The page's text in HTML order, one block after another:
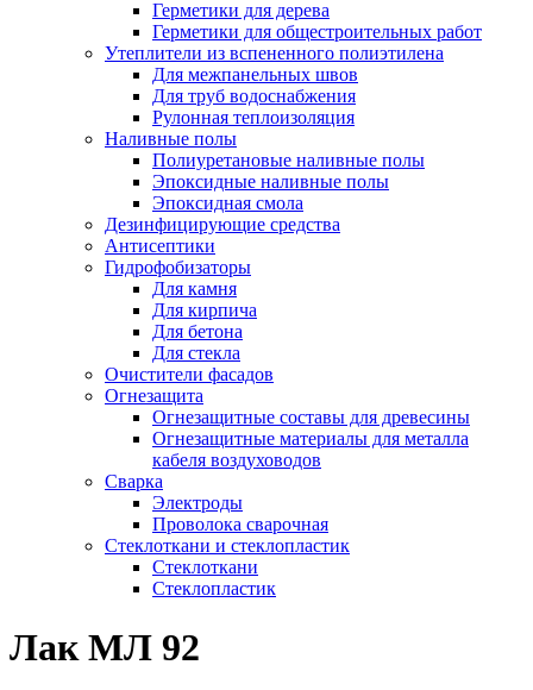
Герметики для дерева
Герметики для общестроительных работ
Утеплители из вспененного полиэтилена
Для межпанельных швов
Для труб водоснабжения
Рулонная теплоизоляция
Наливные полы
Полиуретановые наливные полы
Эпоксидные наливные полы
Эпоксидная смола
Дезинфицирующие средства
Антисептики
Гидрофобизаторы
Для камня
Для кирпича
Для бетона
Для стекла
Очистители фасадов
Огнезащита
Огнезащитные составы для древесины
Огнезащитные материалы для металла
кабеля воздуховодов
Сварка
Электроды
Проволока сварочная
Стеклоткани и стеклопластик
Стеклоткани
Стеклопластик
Лак МЛ 92